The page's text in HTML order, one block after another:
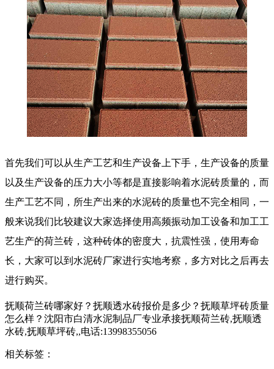
首先我们可以从生产工艺和生产设备上下手，生产设备的质量
以及生产设备的压力大小等都是直接影响着水泥砖质量的，而
生产工艺不同，所生产出来的水泥砖的质量也不完全相同，一
般来说我们比较建议大家选择使用高频振动加工设备和加工工
艺生产的荷兰砖，这种砖体的密度大，抗震性强，使用寿命
长，大家可以到水泥砖厂家进行实地考察，多方对比之后再去
进行购买。
抚顺荷兰砖哪家好？抚顺透水砖报价是多少？抚顺草坪砖质量
怎么样？沈阳市白清水泥制品厂专业承接抚顺荷兰砖,抚顺透
水砖,抚顺草坪砖,,电话:13998355056
相关标签：